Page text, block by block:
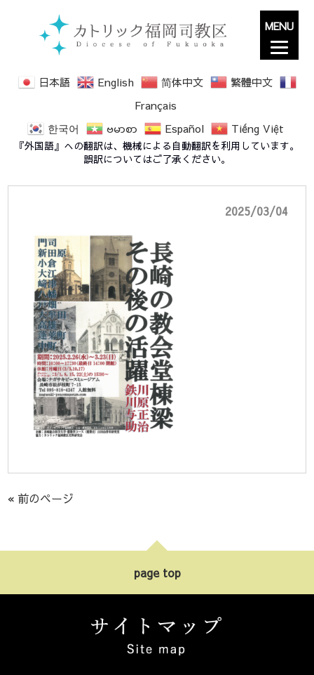
日本語 English 简体中文
繁體中文
Français
한국어
ဗမာစာ Español Tiếng Việt
『外国語』への翻訳は、機械による自動翻訳を利用しています。
誤訳についてはご了承ください。
長崎の教会堂棟梁その後の活躍ポスター1
2025/03/04
« 前のページ
page top
MENU